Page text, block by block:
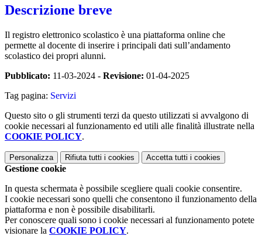
Descrizione breve
Il registro elettronico scolastico è una piattaforma online che
permette al docente di inserire i principali dati sull’andamento
scolastico dei propri alunni.
Pubblicato: 11-03-2024 - Revisione: 01-04-2025
Tag pagina: Servizi
Questo sito o gli strumenti terzi da questo utilizzati si avvalgono di
cookie necessari al funzionamento ed utili alle finalità illustrate nella
COOKIE POLICY.
Personalizza Rifiuta tutti i cookies Accetta tutti i cookies
Gestione cookie
In questa schermata è possibile scegliere quali cookie consentire.
I cookie necessari sono quelli che consentono il funzionamento della
piattaforma e non è possibile disabilitarli.
Per conoscere quali sono i cookie necessari al funzionamento potete
visionare la COOKIE POLICY.